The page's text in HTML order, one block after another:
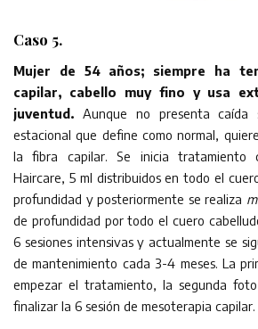
Caso 5.
Mujer de 54 años; siempre ha
capilar, cabello muy fino y usa
juventud. Aunque no presenta caída
estacional que define como normal,
la fibra capilar. Se inicia tratamiento
Haircare, 5 ml distribuidos en todo el
profundidad y posteriormente se realiza
de profundidad por todo el cuero
6 sesiones intensivas y actualmente se
de mantenimiento cada 3-4 meses. La
empezar el tratamiento, la segunda
finalizar la 6 sesión de mesoterapia capilar.